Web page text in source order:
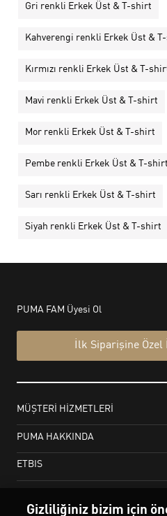
Gri renkli Erkek Üst & T-shirt
Kahverengi renkli Erkek Üst &
Kırmızı renkli Erkek Üst & T-
Mavi renkli Erkek Üst & T-shirt
Mor renkli Erkek Üst & T-shirt
Pembe renkli Erkek Üst & T-shirt
Sarı renkli Erkek Üst & T-shirt
Siyah renkli Erkek Üst & T-shirt
Gizliliğiniz bizim için